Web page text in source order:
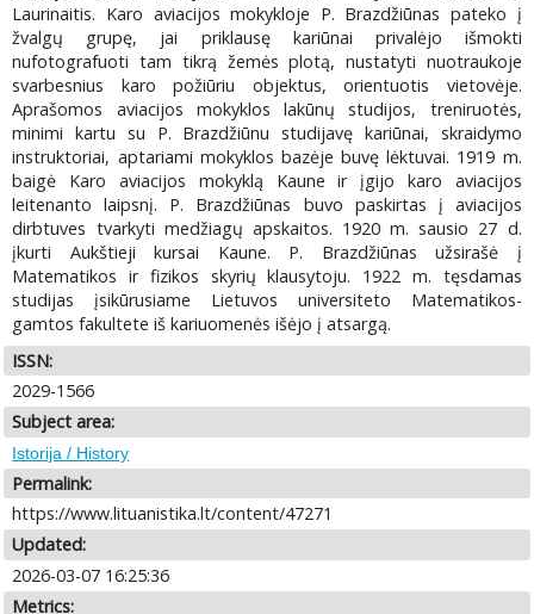
Laurinaitis. Karo aviacijos mokykloje P. Brazdžiūnas pateko į
žvalgų grupę, jai priklausę kariūnai privalėjo išmokti
nufotografuoti tam tikrą žemės plotą, nustatyti nuotraukoje
svarbesnius karo požiūriu objektus, orientuotis vietovėje.
Aprašomos aviacijos mokyklos lakūnų studijos, treniruotės,
minimi kartu su P. Brazdžiūnu studijavę kariūnai, skraidymo
instruktoriai, aptariami mokyklos bazėje buvę lėktuvai. 1919 m.
baigė Karo aviacijos mokyklą Kaune ir įgijo karo aviacijos
leitenanto laipsnį. P. Brazdžiūnas buvo paskirtas į aviacijos
dirbtuves tvarkyti medžiagų apskaitos. 1920 m. sausio 27 d.
įkurti Aukštieji kursai Kaune. P. Brazdžiūnas užsirašė į
Matematikos ir fizikos skyrių klausytoju. 1922 m. tęsdamas
studijas įsikūrusiame Lietuvos universiteto Matematikos-
gamtos fakultete iš kariuomenės išėjo į atsargą.
ISSN:
2029-1566
Subject area:
Istorija / History
Permalink:
https://www.lituanistika.lt/content/47271
Updated:
2026-03-07 16:25:36
Metrics: